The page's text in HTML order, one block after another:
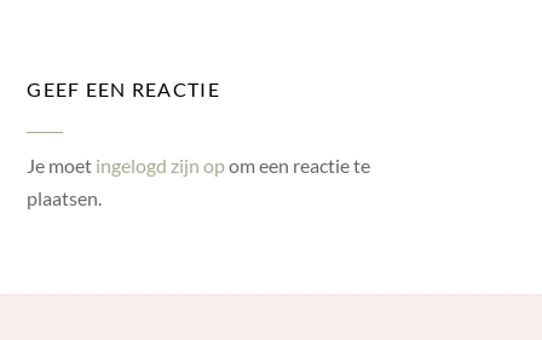
GEEF EEN REACTIE
Je moet ingelogd zijn opom een reactie te
plaatsen.